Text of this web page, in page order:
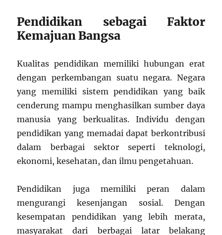
Pendidikan sebagai Faktor
Kemajuan Bangsa
Kualitas pendidikan memiliki hubungan erat
dengan perkembangan suatu negara. Negara
yang memiliki sistem pendidikan yang baik
cenderung mampu menghasilkan sumber daya
manusia yang berkualitas. Individu dengan
pendidikan yang memadai dapat berkontribusi
dalam berbagai sektor seperti teknologi,
ekonomi, kesehatan, dan ilmu pengetahuan.
Pendidikan juga memiliki peran dalam
mengurangi kesenjangan sosial. Dengan
kesempatan pendidikan yang lebih merata,
masyarakat dari berbagai latar belakang